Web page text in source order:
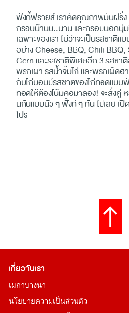
ฟังกี้ฟรายส์ เราคัดคุณภาพมันฝรั่ง
กรอบน๊านน..นาน และกรอบนอกนุ่
เฉพาะของเรา ไม่ว่าจะเป็นรสชาติ
อย่าง Cheese, BBQ, Chili
Corn และรสชาติพิเศษอีก 3 รสชา
พริกเผา รสน้ำจิ้มไก่ และพริกเผ็ดฮ
กับไก่บอมบ์รสชาติของไก่ทอดแบบ
ทอดให้ต้องโน้มคอมาลอง! จะสั่งคู่
นกันแบบนัว ๆ ฟั้งก์ ๆ กัน ไปเลย เปิ
โปร
เกี่ยวกับเรา
เมกาบางนา
นโยบายความเป็นส่วนตัว